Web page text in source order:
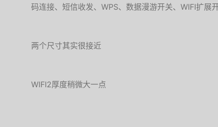
码连接、短信收发、WPS、数据漫游开关、WIFI扩展
两个尺寸其实很接近
WIFI2厚度稍微大一点